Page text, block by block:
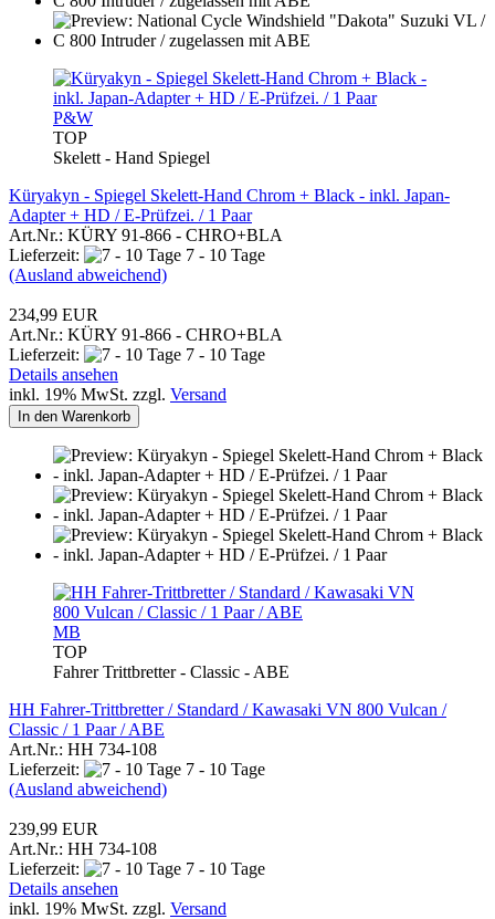
P&W
TOP
Skelett - Hand Spiegel
Küryakyn - Spiegel Skelett-Hand Chrom + Black - inkl. Japan-
Adapter + HD / E-Prüfzei. / 1 Paar
Art.Nr.: KÜRY 91-866 - CHRO+BLA
Lieferzeit:
7 - 10 Tage
(Ausland abweichend)
234,99 EUR
Art.Nr.: KÜRY 91-866 - CHRO+BLA
Lieferzeit:
7 - 10 Tage
Details ansehen
inkl. 19% MwSt. zzgl. Versand
In den Warenkorb
MB
TOP
Fahrer Trittbretter - Classic - ABE
HH Fahrer-Trittbretter / Standard / Kawasaki VN 800 Vulcan /
Classic / 1 Paar / ABE
Art.Nr.: HH 734-108
Lieferzeit:
7 - 10 Tage
(Ausland abweichend)
239,99 EUR
Art.Nr.: HH 734-108
Lieferzeit:
7 - 10 Tage
Details ansehen
inkl. 19% MwSt. zzgl. Versand